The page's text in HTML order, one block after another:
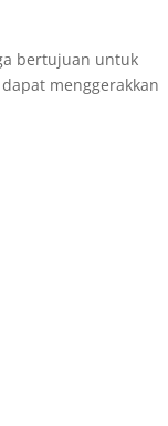
bertujuan untuk
menggerakkan